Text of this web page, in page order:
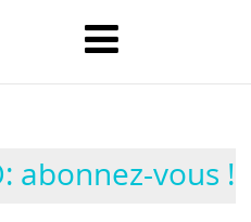
abonnez-vous !